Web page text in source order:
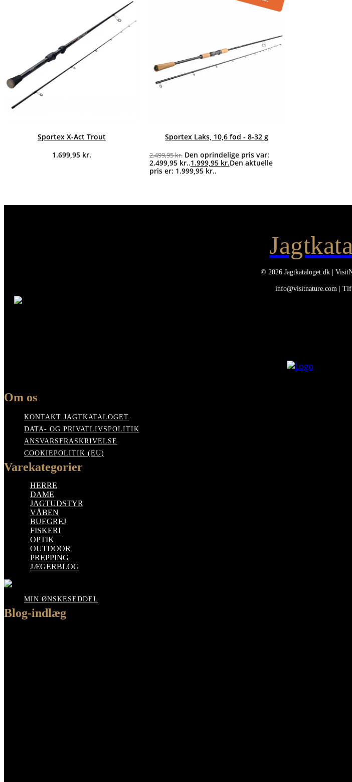
Sportex X-Act Trout
1.699,95 kr.
Sportex Laks, 10,6 fod - 8-32 g
2.499,95kr. Den oprindelige pris var:
2.499,95 kr..1.999,95 kr.Den aktuelle
pris er: 1.999,95 kr..
© 2026 Jagtkataloget.dk |
info@visitnature.com |
Om os
KONTAKT JAGTKATALOGET
DATA- OG PRIVATLIVSPOLITIK
ANSVARSFRASKRIVELSE
COOKIEPOLITIK (EU)
Varekategorier
HERRE
DAME
JAGTUDSTYR
VÅBEN
BUEGREJ
FISKERI
OPTIK
OUTDOOR
PREPPING
JÆGERBLOG
MIN ØNSKESEDDEL
Blog-indlæg